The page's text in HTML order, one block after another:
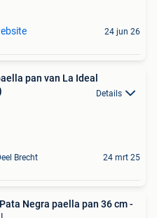
24 jun 26
pan van La Ideal
Details
Brecht 24 mrt 25
Negra paella pan 36 cm -